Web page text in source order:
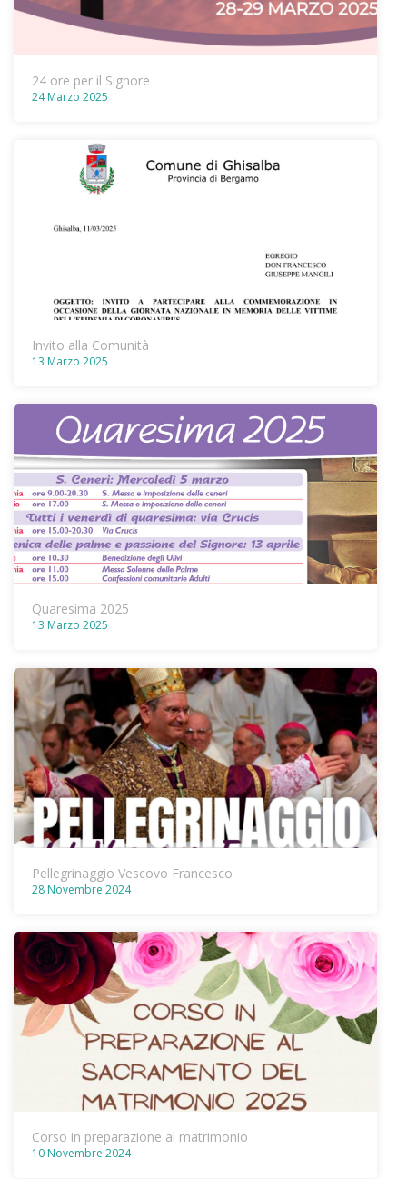
24 ore per il Signore
24 Marzo 2025
Invito alla Comunità
13 Marzo 2025
Quaresima 2025
13 Marzo 2025
Pellegrinaggio Vescovo Francesco
28 Novembre 2024
Corso in preparazione al matrimonio
10 Novembre 2024